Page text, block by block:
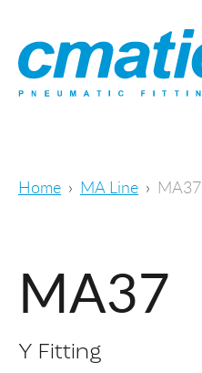
Home MA Line MA37
MA37
Y Fitting